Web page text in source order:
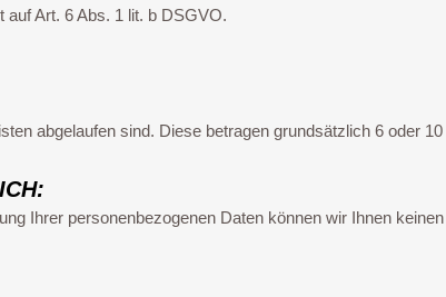
auf Art. 6 Abs. 1 lit. b DSGVO.
abgelaufen sind. Diese betragen grundsätzlich 6 oder
Ihrer personenbezogenen Daten können wir Ihnen